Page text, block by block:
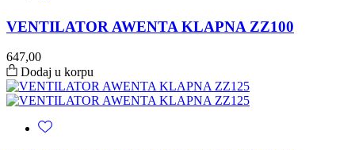
VENTILATOR AWENTA KLAPNA ZZ100
647,00
Dodaj u korpu